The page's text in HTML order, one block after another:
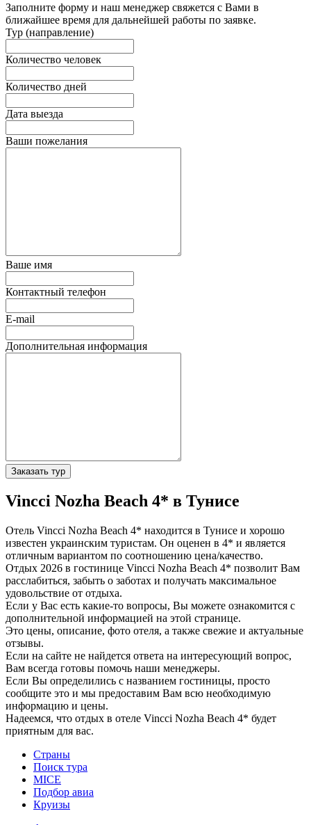
Заполните форму и наш менеджер свяжется с Вами в
ближайшее время для дальнейшей работы по заявке.
Тур (направление)
Количество человек
Количество дней
Дата выезда
Ваши пожелания
Ваше имя
Контактный телефон
E-mail
Дополнительная информация
Заказать тур
Vincci Nozha Beach 4* в Тунисе
Отель Vincci Nozha Beach 4* находится в Тунисе и хорошо
известен украинским туристам. Он оценен в 4* и является
отличным вариантом по соотношению цена/качество.
Отдых 2026 в гостинице Vincci Nozha Beach 4* позволит Вам
расслабиться, забыть о заботах и получать максимальное
удовольствие от отдыха.
Если у Вас есть какие-то вопросы, Вы можете ознакомится с
дополнительной информацией на этой странице.
Это цены, описание, фото отеля, а также свежие и актуальные
отзывы.
Если на сайте не найдется ответа на интересующий вопрос,
Вам всегда готовы помочь наши менеджеры.
Если Вы определились с названием гостиницы, просто
сообщите это и мы предоставим Вам всю необходимую
информацию и цены.
Надеемся, что отдых в отеле Vincci Nozha Beach 4* будет
приятным для вас.
Страны
Поиск тура
MICE
Подбор авиа
Круизы